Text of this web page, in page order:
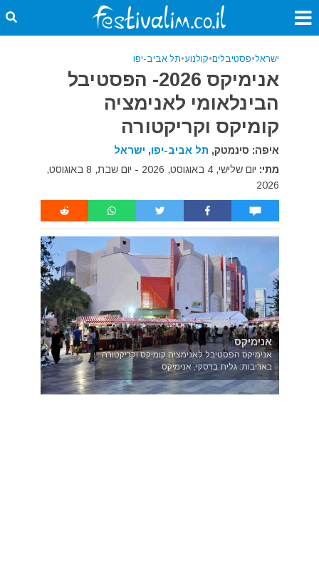
ישראל•פסטיבלים•קולנוע•תל אביב-יפו
אנימיקס 2026- הפסטיבל
הבינלאומי לאנימציה
קומיקס וקריקטורה
איפה: סינמטק, תל אביב-יפו, ישראל
מתי:
יום שלישי, 4 באוגוסט, 2026 - יום שבת, 8 באוגוסט,
2026
אנימיקס
אנימיקס הפסטיבל לאנימציה קומיקס וקריקטורה
באדיבות: גלית ברסקי, אנימיקס